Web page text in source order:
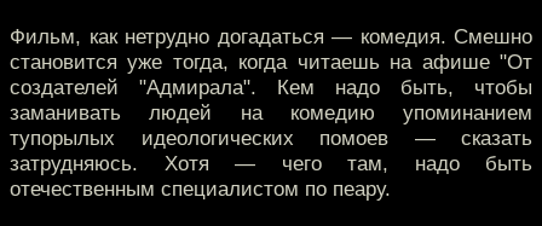
Фильм, как нетрудно догадаться — комедия. Смешно
становится уже тогда, когда читаешь на афише "От
создателей "Адмирала". Кем надо быть, чтобы
заманивать людей на комедию упоминанием
тупорылых идеологических помоев — сказать
затрудняюсь. Хотя — чего там, надо быть
отечественным специалистом по пеару.